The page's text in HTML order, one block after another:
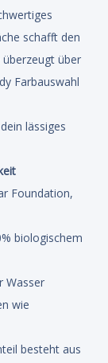
schafft den
über
Farbauswahl
lässiges
Foundation,
biologischem
Wasser
wie
besteht aus